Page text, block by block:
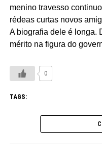
menino travesso
rédeas curtas novos
A biografia dele é longa.
mérito na figura do
0
TAGS: